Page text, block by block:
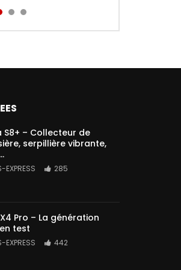
S8+ – Collecteur de
serpillière vibrante,
EXPRESS 285
Pro – La génération
test
EXPRESS 442